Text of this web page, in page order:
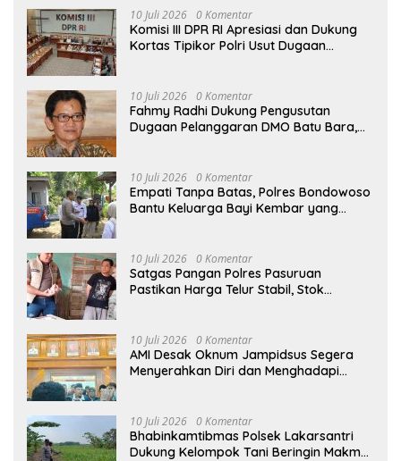
10 Juli 2026 0 Komentar
Komisi III DPR RI Apresiasi dan Dukung
Kortas Tipikor Polri Usut Dugaan
10 Juli 2026 0 Komentar
Fahmy Radhi Dukung Pengusutan
Dugaan Pelanggaran DMO Batu Bara,
10 Juli 2026 0 Komentar
Empati Tanpa Batas, Polres Bondowoso
Bantu Keluarga Bayi Kembar yang
10 Juli 2026 0 Komentar
Satgas Pangan Polres Pasuruan
Pastikan Harga Telur Stabil, Stok
10 Juli 2026 0 Komentar
AMI Desak Oknum Jampidsus Segera
Menyerahkan Diri dan Menghadapi
10 Juli 2026 0 Komentar
Bhabinkamtibmas Polsek Lakarsantri
Dukung Kelompok Tani Beringin Makmur